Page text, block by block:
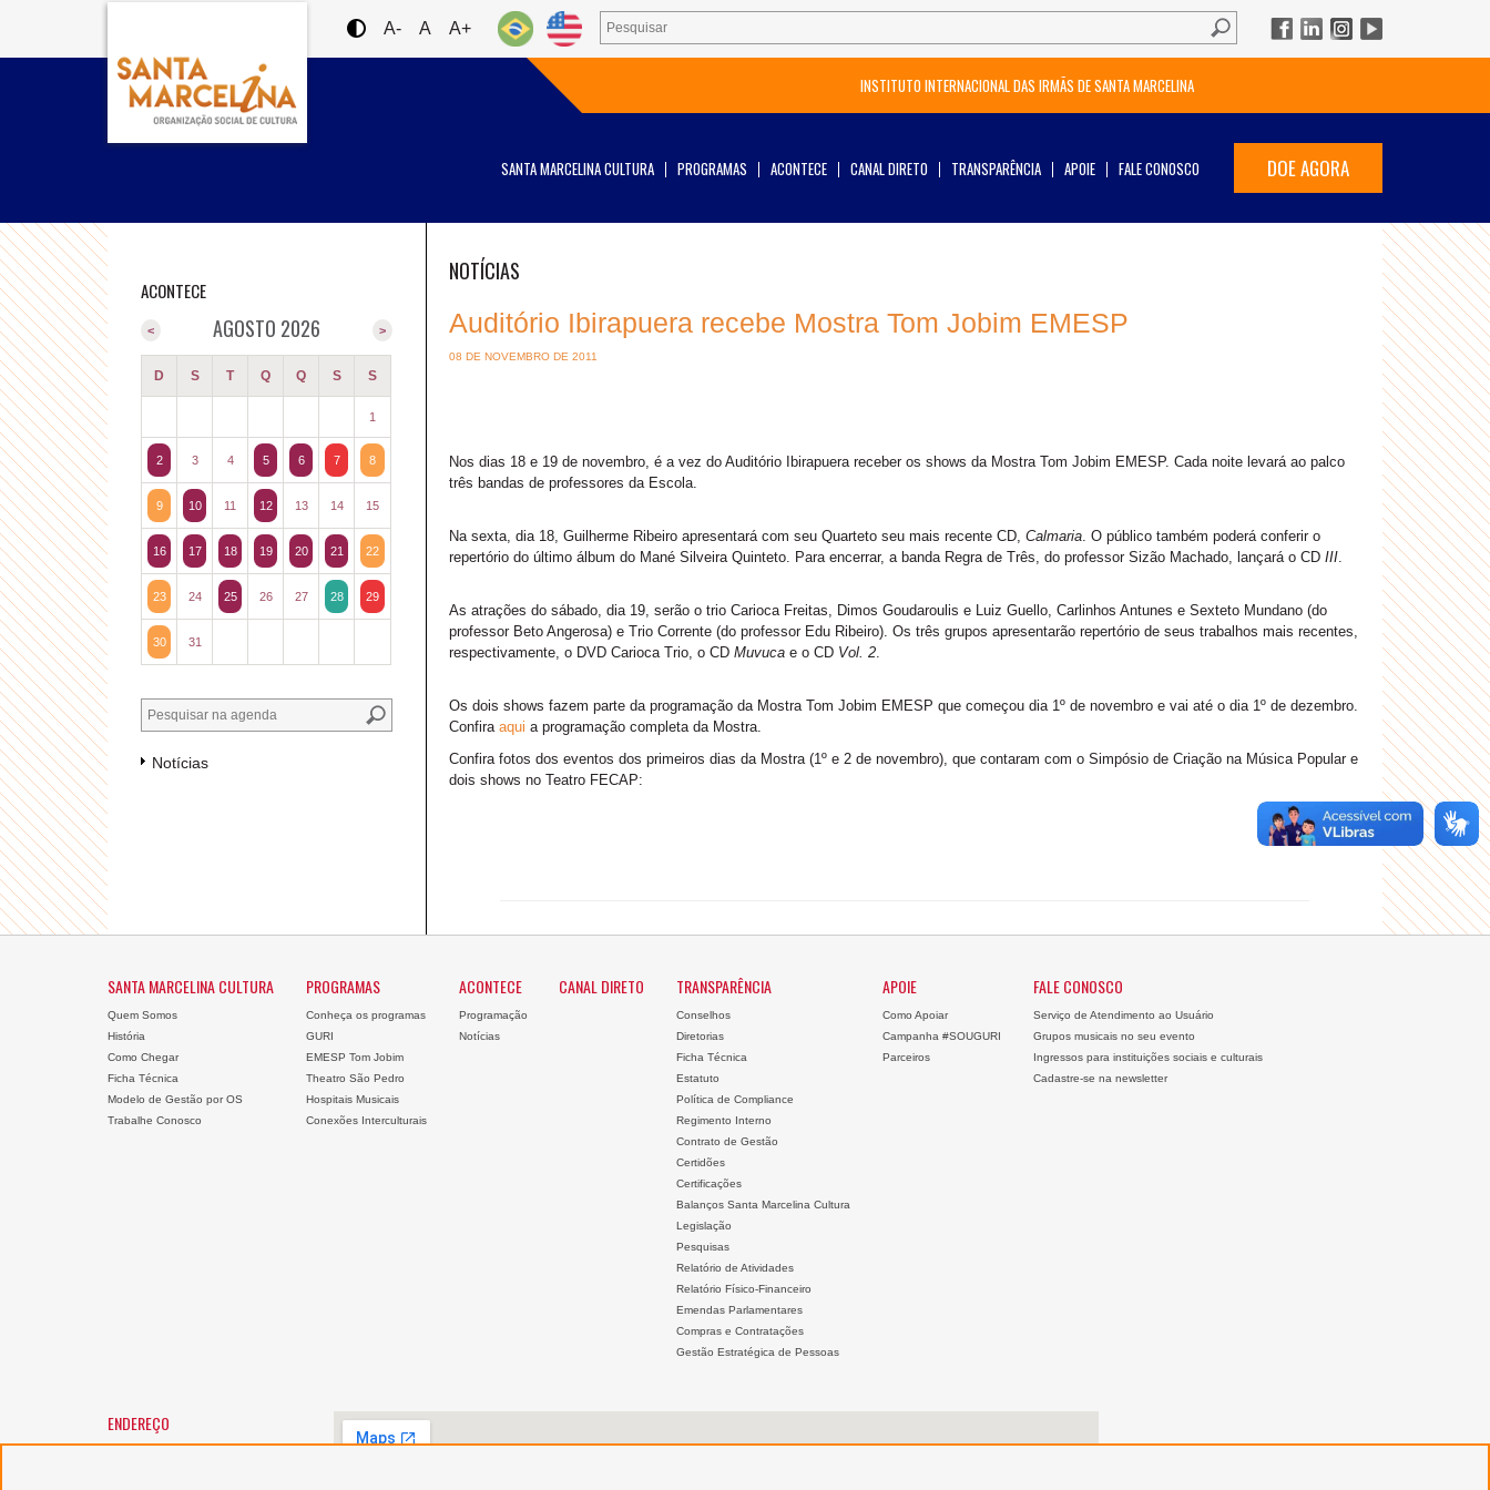
A- A A+
INSTITUTO INTERNACIONAL DAS IRMÃS DE SANTA MARCELINA
DOE AGORA
SANTA MARCELINA CULTURA PROGRAMAS ACONTECE CANAL DIRETO TRANSPARÊNCIA APOIE FALE CONOSCO
NOTÍCIAS
Auditório Ibirapuera recebe Mostra Tom Jobim EMESP
08 DE NOVEMBRO DE 2011
Nos dias 18 e 19 de novembro, é a vez do Auditório Ibirapuera receber os shows da Mostra Tom Jobim EMESP. Cada noite levará ao palco
três bandas de professores da Escola.
Na sexta, dia 18, Guilherme Ribeiro apresentará com seu Quarteto seu mais recente CD, Calmaria. O público também poderá conferir o
repertório do último álbum do Mané Silveira Quinteto. Para encerrar, a banda Regra de Três, do professor Sizão Machado, lançará o CDIII.
As atrações do sábado, dia 19, serão o trio Carioca Freitas, Dimos Goudaroulis e Luiz Guello, Carlinhos Antunes e Sexteto Mundano (do
professor Beto Angerosa) e Trio Corrente (do professor Edu Ribeiro). Os três grupos apresentarão repertório de seus trabalhos mais recentes,
respectivamente, o DVD Carioca Trio, o CD Muvucae o CD Vol. 2.
Os dois shows fazem parte da programação da Mostra Tom Jobim EMESP que começou dia 1º de novembro e vai até o dia 1º de dezembro.
Confira aqui a programação completa da Mostra.
Confira fotos dos eventos dos primeiros dias da Mostra (1º e 2 de novembro), que contaram com o Simpósio de Criação na Música Popular e
dois shows no Teatro FECAP:
ACONTECE
AGOSTO 2026 >
<
D S T Q Q S S
1
2 3 4 5 6 7 8
9 10 11 12 13 14 15
16 17 18 19 20 21 22
23 24 25 26 27 28 29
30 31
Notícias
SANTA MARCELINA CULTURA
Quem Somos
História
Como Chegar
Ficha Técnica
Modelo de Gestão por OS
Trabalhe Conosco
PROGRAMAS
Conheça os programas
GURI
EMESP Tom Jobim
Theatro São Pedro
Hospitais Musicais
Conexões Interculturais
ACONTECE
Programação
Notícias
CANAL DIRETO TRANSPARÊNCIA
Conselhos
Diretorias
Ficha Técnica
Estatuto
Política de Compliance
Regimento Interno
Contrato de Gestão
Certidões
Certificações
Balanços Santa Marcelina Cultura
Legislação
Pesquisas
Relatório de Atividades
Relatório Físico-Financeiro
Emendas Parlamentares
Compras e Contratações
Gestão Estratégica de Pessoas
APOIE
Como Apoiar
Campanha #SOUGURI
Parceiros
FALE CONOSCO
Serviço de Atendimento ao Usuário
Grupos musicais no seu evento
Ingressos para instituições sociais e culturais
Cadastre-se na newsletter
ENDEREÇO